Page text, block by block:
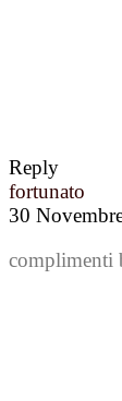
Reply
fortunato
30
complimenti